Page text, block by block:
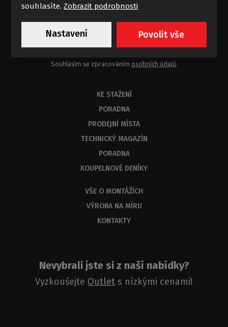
Souhlasím se zpracováním osobních údajů.
KE STAŽENÍ
PORADNA
PRODEJNÍ MÍSTA
TECHNICKÝ MAGAZÍN
PORADNA
KOUPELNOVÉ DENÍKY
VŠE O MONTÁŽÍCH
VÝROBA NA MÍRU
KONTAKTY
Nevybrali jste si z naší nabídky?
Vyzkoušejte Outlet s nízkými cenami!
souhlasíte.Zobrazit podrobnosti
Nastavení Povolit vše